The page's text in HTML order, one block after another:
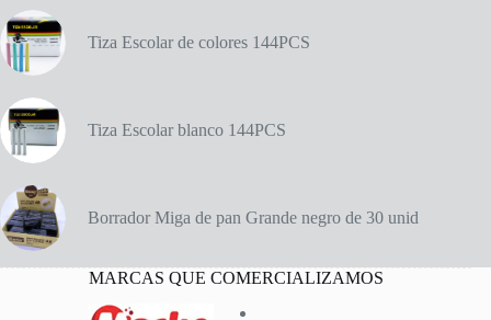
Tiza Escolar de colores 144PCS
Tiza Escolar blanco 144PCS
Borrador Miga de pan Grande negro de 30 unid
MARCAS QUE COMERCIALIZAMOS